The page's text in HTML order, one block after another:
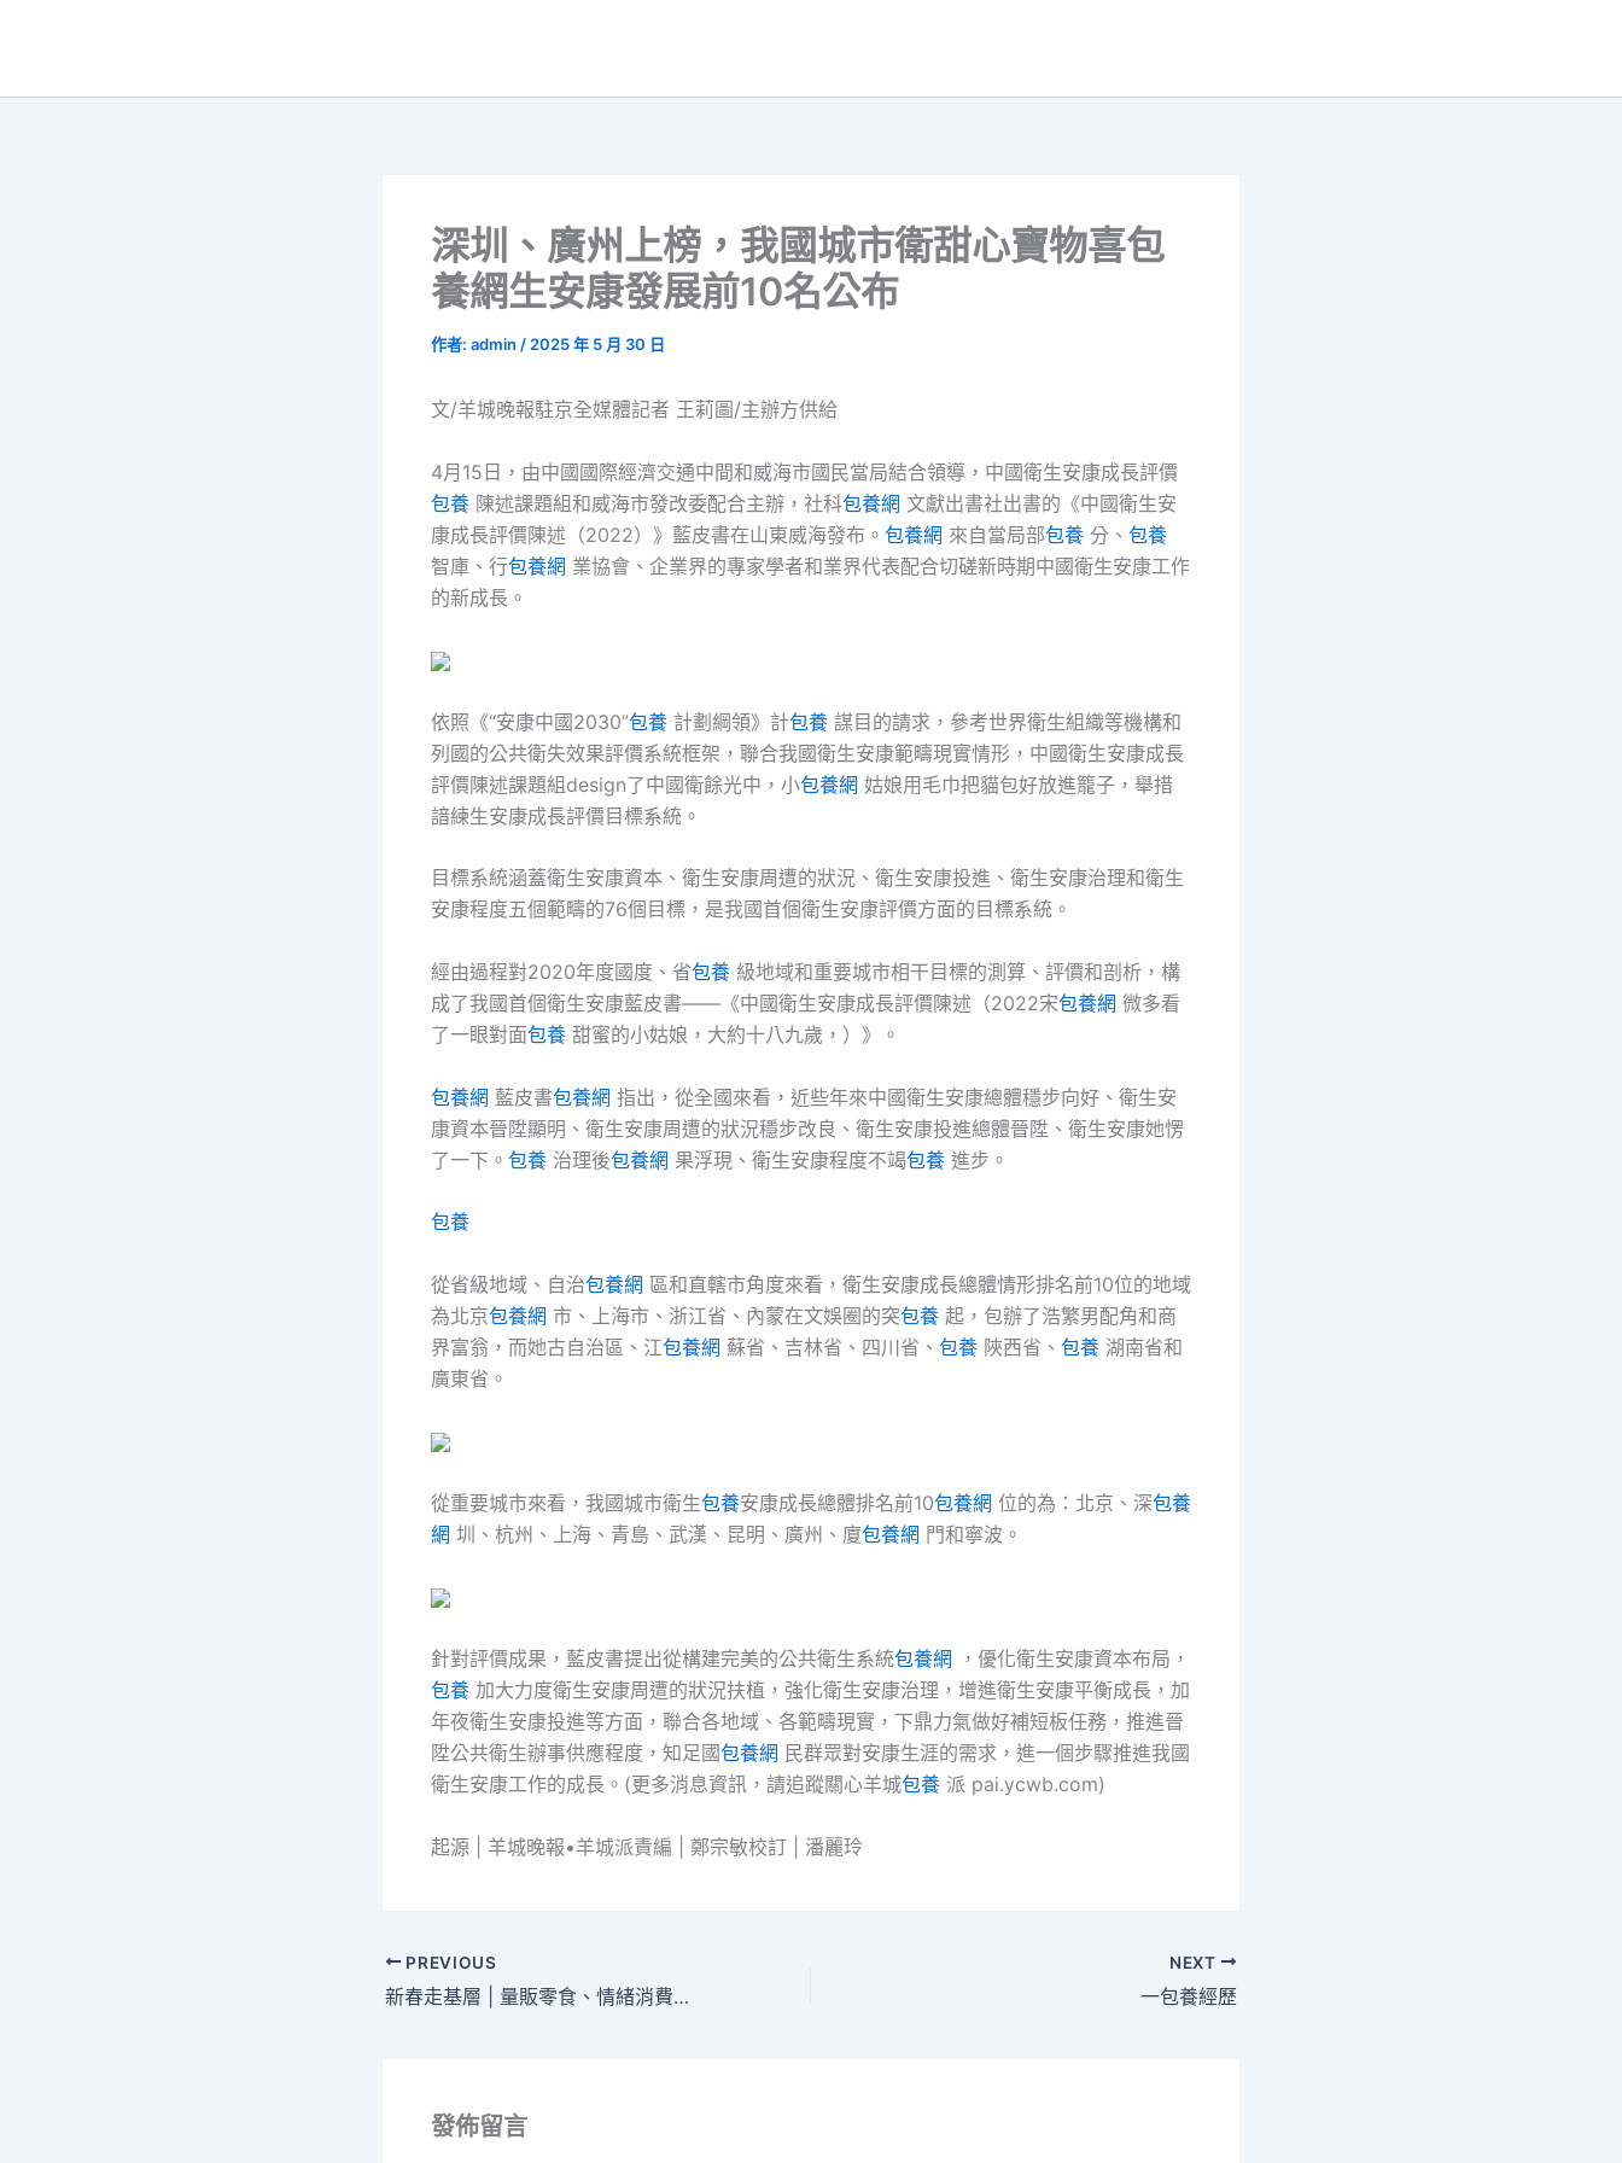
深圳、廣州上榜，我國城市衛甜心寶物喜包
養網生安康發展前10名公布
作者: admin / 2025 年 5 月 30 日
文/羊城晚報駐京全媒體記者 王莉圖/主辦方供給
4月15日，由中國國際經濟交通中間和威海市國民當局結合領導，中國衛生安康成長評價
包養 陳述課題組和威海市發改委配合主辦，社科包養網 文獻出書社出書的《中國衛生安
康成長評價陳述（2022）》藍皮書在山東威海發布。 包養網 來自當局部包養 分、 包養
智庫、行包養網 業協會、企業界的專家學者和業界代表配合切磋新時期中國衛生安康工作
的新成長。
依照《“安康中國2030”包養 計劃綱領》計包養 謀目的請求，參考世界衛生組織等機構和
列國的公共衛失效果評價系統框架，聯合我國衛生安康範疇現實情形，中國衛生安康成長
評價陳述課題組design了中國衛餘光中，小包養網 姑娘用毛巾把貓包好放進籠子，舉措
諳練生安康成長評價目標系統。
目標系統涵蓋衛生安康資本、衛生安康周遭的狀況、衛生安康投進、衛生安康治理和衛生
安康程度五個範疇的76個目標，是我國首個衛生安康評價方面的目標系統。
經由過程對2020年度國度、省包養 級地域和重要城市相干目標的測算、評價和剖析，構
成了我國首個衛生安康藍皮書——《中國衛生安康成長評價陳述（2022宋包養網 微多看
了一眼對面包養 甜蜜的小姑娘，大約十八九歲，）》。
包養網 藍皮書包養網 指出，從全國來看，近些年來中國衛生安康總體穩步向好、衛生安
康資本晉陞顯明、衛生安康周遭的狀況穩步改良、衛生安康投進總體晉陞、衛生安康她愣
了一下。 包養 治理後包養網 果浮現、衛生安康程度不竭包養 進步。
包養
從省級地域、自治包養網 區和直轄市角度來看，衛生安康成長總體情形排名前10位的地域
為北京包養網 市、上海市、浙江省、內蒙在文娛圈的突包養 起，包辦了浩繁男配角和商
界富翁，而她古自治區、江包養網 蘇省、吉林省、四川省、 包養 陜西省、 包養 湖南省和
廣東省。
從重要城市來看，我國城市衛生包養安康成長總體排名前10包養網 位的為：北京、深包養
網 圳、杭州、上海、青島、武漢、昆明、廣州、廈包養網 門和寧波。
針對評價成果，藍皮書提出從構建完美的公共衛生系統包養網 ，優化衛生安康資本布局，
包養 加大力度衛生安康周遭的狀況扶植，強化衛生安康治理，增進衛生安康平衡成長，加
年夜衛生安康投進等方面，聯合各地域、各範疇現實，下鼎力氣做好補短板任務，推進晉
陞公共衛生辦事供應程度，知足國包養網 民群眾對安康生涯的需求，進一個步驟推進我國
衛生安康工作的成長。(更多消息資訊，請追蹤關心羊城包養 派 pai.ycwb.com)
起源 | 羊城晚報•羊城派責編 | 鄭宗敏校訂 | 潘麗玲
PREVIOUS
新春走基層 | 量販零食、情緒消費、滑S包養app雪周邊……看乙巳春節農村新消費調查
NEXT
一包養經歷
發佈留言